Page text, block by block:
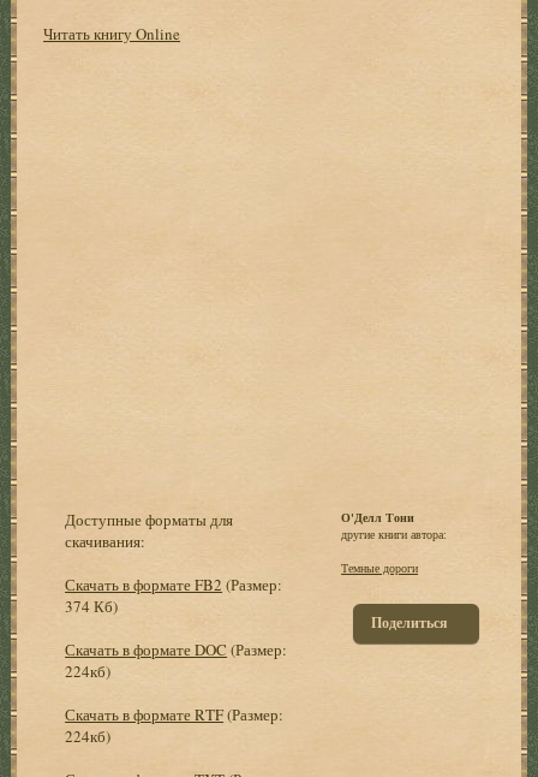
Читать книгу Online
Доступные форматы для
скачивания:
Скачать в формате FB2 (Размер:
374 Кб)
Скачать в формате DOC (Размер:
224кб)
Скачать в формате RTF(Размер:
224кб)
О'Делл Тони
другие книги автора:
Темные дороги
Поделиться